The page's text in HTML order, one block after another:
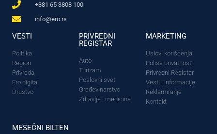
+381 65 3808 100
info@ero.rs
VESTI
Politika
Region
Privreda
Ero digital
Društvo
PRIVREDNI
REGISTAR
Auto
Turizam
Poslovni svet
Građevinarstvo
Zdravlje i medicina
MARKETING
Uslovi korišćenja
Polisa privatnosti
Privredni Registar
Vesti i informacije
Reklamiranje
Kontakt
MESEČNI BILTEN